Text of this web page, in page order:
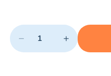
Quantity
− +
Minimum quantity: 1
Add 1 item to cart